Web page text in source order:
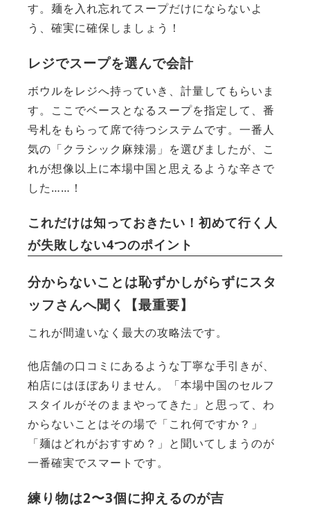
す。麺を入れ忘れてスープだけにならないよ
う、確実に確保しましょう！
レジでスープを選んで会計
ボウルをレジへ持っていき、計量してもらいま
す。ここでベースとなるスープを指定して、番
号札をもらって席で待つシステムです。一番人
気の「クラシック麻辣湯」を選びましたが、こ
れが想像以上に本場中国と思えるような辛さで
した……！
これだけは知っておきたい！初めて行く人
が失敗しない4つのポイント
分からないことは恥ずかしがらずにスタ
ッフさんへ聞く【最重要】
これが間違いなく最大の攻略法です。
他店舗の口コミにあるような丁寧な手引きが、
柏店にはほぼありません。「本場中国のセルフ
スタイルがそのままやってきた」と思って、わ
からないことはその場で「これ何ですか？」
「麺はどれがおすすめ？」と聞いてしまうのが
一番確実でスマートです。
練り物は2〜3個に抑えるのが吉